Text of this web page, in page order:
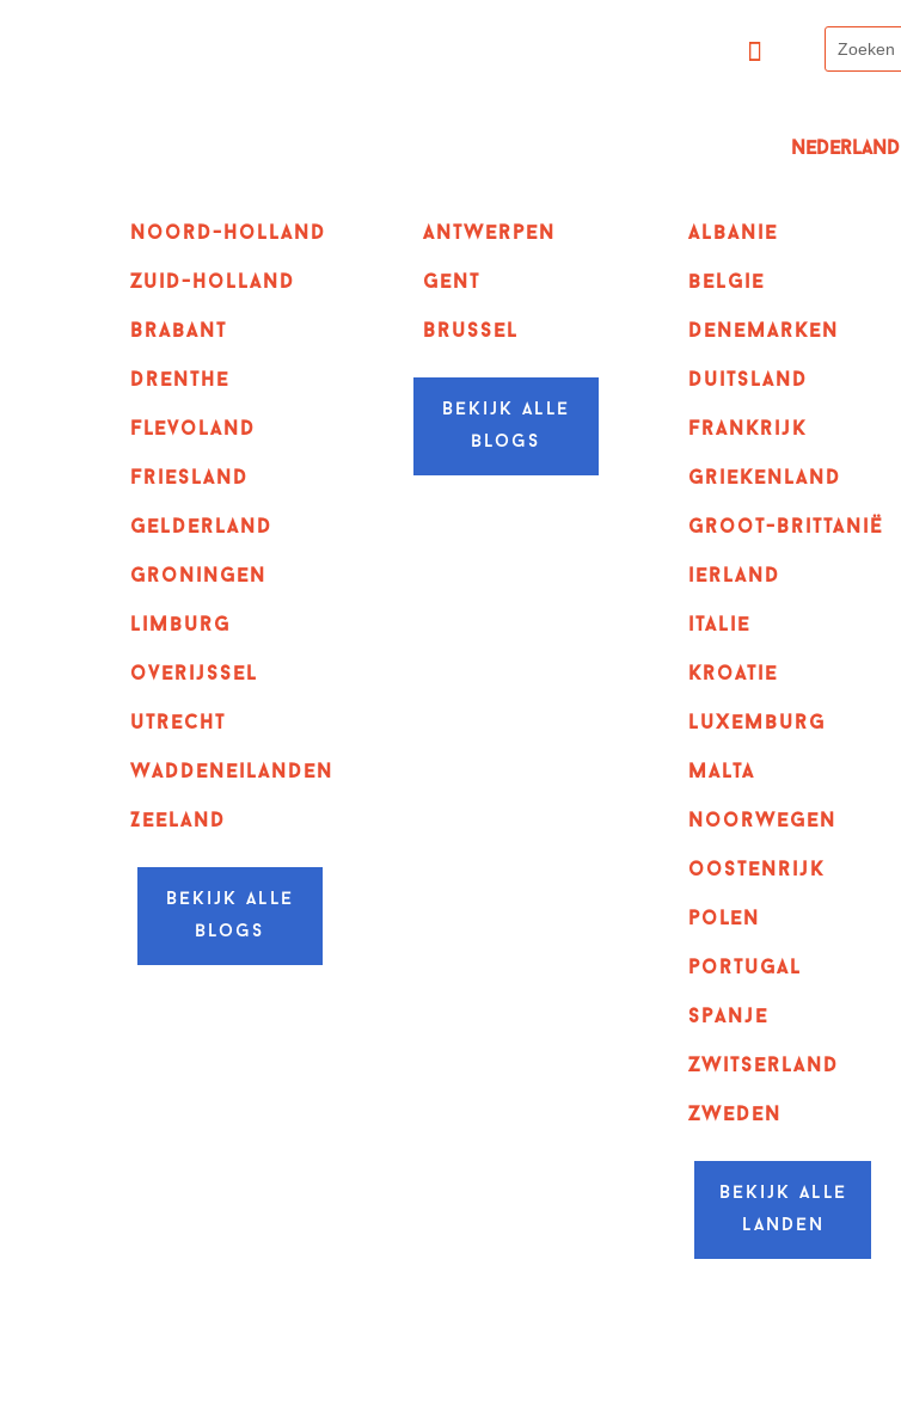
Nederland
Noord-holland
zuid-holland
Brabant
Drenthe
Flevoland
Friesland
Gelderland
Groningen
Limburg
overijssel
utrecht
Waddeneilanden
Zeeland
Bekijk alle
blogs
Antwerpen
GENT
Brussel
Bekijk alle
blogs
albanie
belgie
denemarken
duitsland
frankrijk
griekenland
Groot-Brittanië
ierland
italie
kroatie
luxemburg
malta
noorwegen
oostenrijk
polen
portugal
spanje
zwitserland
zweden
Bekijk alle
landen